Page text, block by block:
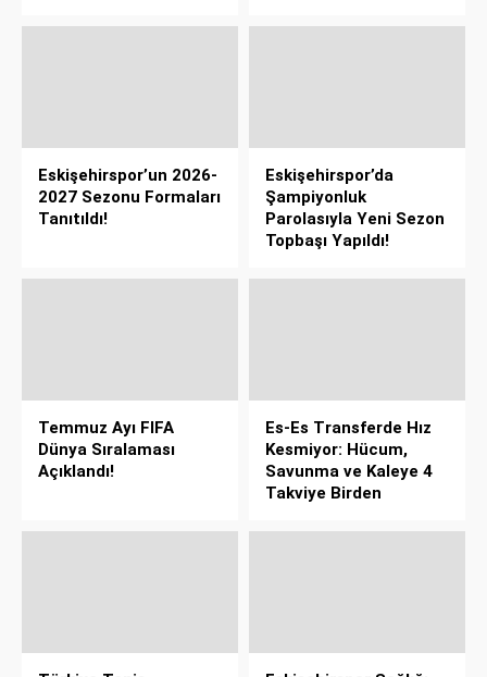
Eskişehirspor’un 2026-
2027 Sezonu Formaları
Tanıtıldı!
Eskişehirspor’da
Şampiyonluk
Parolasıyla Yeni Sezon
Topbaşı Yapıldı!
Temmuz Ayı FIFA
Dünya Sıralaması
Açıklandı!
Es-Es Transferde Hız
Kesmiyor: Hücum,
Savunma ve Kaleye 4
Takviye Birden